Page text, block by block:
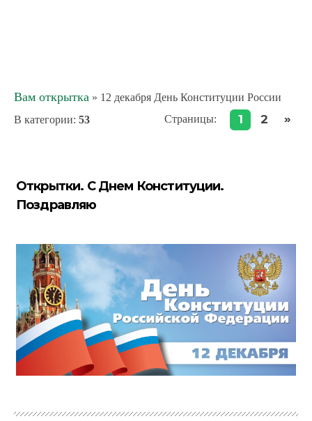
Вам открытка » 12 декабря День Конституции России
В категории: 53 Страницы: 1 2 »
Открытки. С Днем Конституции.
Поздравляю